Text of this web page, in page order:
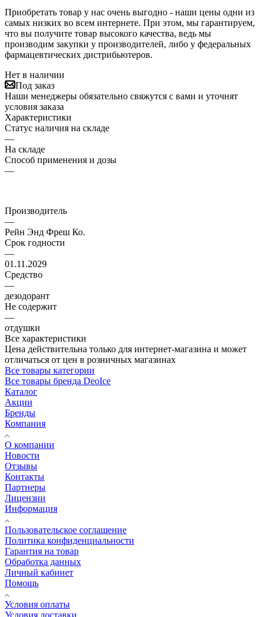
Приобретать товар у нас очень выгодно - наши цены одни из
самых низких во всем интернете. При этом, мы гарантируем,
что вы получите товар высокого качества, ведь мы
производим закупки у производителей, либо у федеральных
фармацевтических дистрибьютеров.
Нет в наличии
Под заказ
Наши менеджеры обязательно свяжутся с вами и уточнят
условия заказа
Характеристики
Статус наличия на складе
—
На складе
Способ применения и дозы
—
Производитель
—
Рейн Энд Фреш Ко.
Срок годности
—
01.11.2029
Средство
—
дезодорант
Не содержит
—
отдушки
Все характеристики
Цена действительна только для интернет-магазина и может
отличаться от цен в розничных магазинах
Все товары категории
Все товары бренда DeoIce
Каталог
Акции
Бренды
Компания
О компании
Новости
Отзывы
Контакты
Партнеры
Лицензии
Информация
Пользовательское соглашение
Политика конфиденциальности
Гарантия на товар
Обработка данных
Личный кабинет
Помощь
Условия оплаты
Условия доставки